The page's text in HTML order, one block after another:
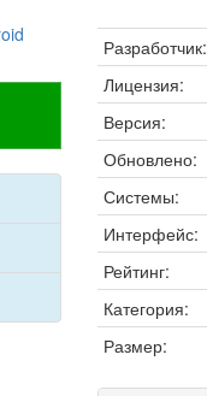
Разработчик:
Лицензия:
Версия:
Обновлено:
Системы:
Интерфейс:
Рейтинг:
Категория:
Размер: